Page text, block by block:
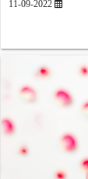
11-09-2022